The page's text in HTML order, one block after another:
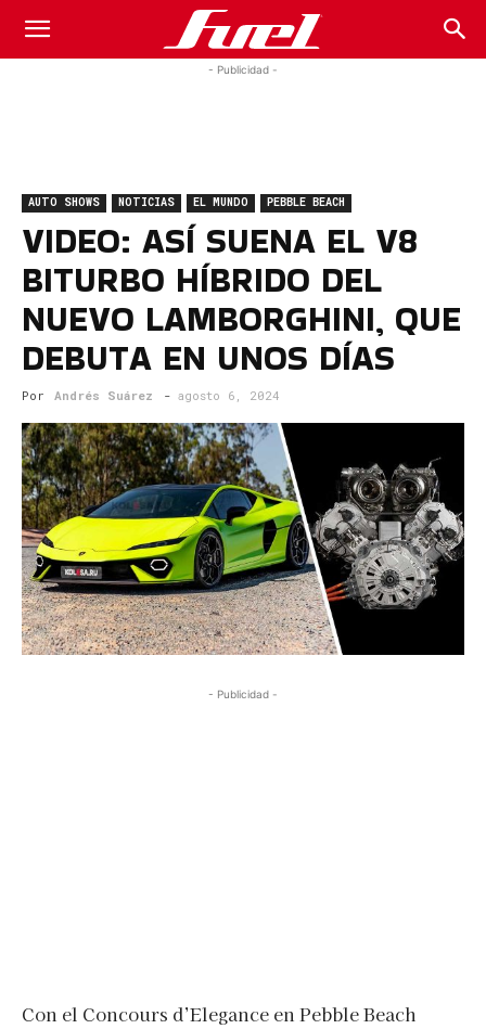
Fuel
Magazine
- Publicidad -
AUTO SHOWS NOTICIAS EL MUNDO PEBBLE BEACH
VIDEO: ASÍ SUENA EL V8
BITURBO HÍBRIDO DEL
NUEVO LAMBORGHINI, QUE
DEBUTA EN UNOS DÍAS
Por Andrés Suárez - agosto 6, 2024
- Publicidad -
Con el Concours d’Elegance en Pebble Beach